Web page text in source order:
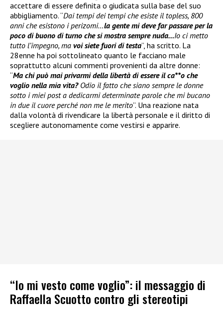
accettare di essere definita o giudicata sulla base del suo
abbigliamento. “Dai tempi dei tempi che esiste il topless, 800
anni che esistono i perizomi…la gente mi deve far passare per la
poco di buono di turno che si mostra sempre nuda…Io ci metto
tutto l’impegno, ma voi siete fuori di testa”, ha scritto. La
28enne ha poi sottolineato quanto le facciano male
soprattutto alcuni commenti provenienti da altre donne:
“Ma chi può mai privarmi della libertà di essere il ca**o che
voglio nella mia vita? Odio il fatto che siano sempre le donne
sotto i miei post a dedicarmi determinate parole che mi bucano
in due il cuore perché non me le merito”. Una reazione nata
dalla volontà di rivendicare la libertà personale e il diritto di
scegliere autonomamente come vestirsi e apparire.
“Io mi vesto come voglio”: il messaggio di
Raffaella Scuotto contro gli stereotipi